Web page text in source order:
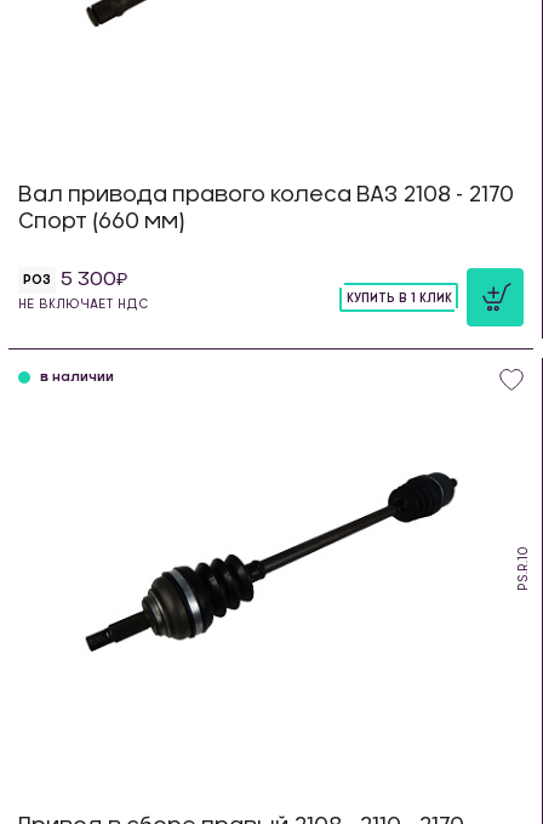
Вал привода правого колеса ВАЗ 2108 - 2170
Спорт (660 мм)
РОЗ 5 300
НЕ ВКЛЮЧАЕТ НДС
КУПИТЬ В 1 КЛИК
PS.R.10
в наличии